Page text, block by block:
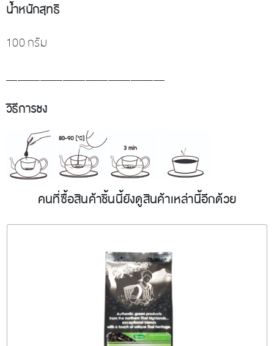
น้ำหนักสุทธิ
100 กรัม
____________________________
วิธีการชง
คนที่ซื้อสินค้าชิ้นนี้ยังดูสินค้าเหล่านี้อีกด้วย